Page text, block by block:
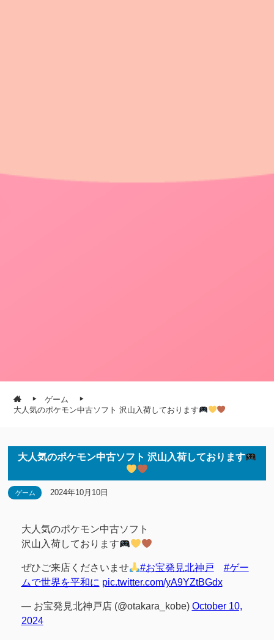
ゲーム
大人気のポケモン中古ソフト 沢山入荷しております
大人気のポケモン中古ソフト 沢山入荷しております
ゲーム 2024年10月10日
大人気のポケモン中古ソフト
沢山入荷しております
ぜひご来店くださいませ #お宝発見北神戸
#ゲー
ムで世界を平和に pic.twitter.com/yA9YZtBGdx
— お宝発見北神戸店 (@otakara_kobe) October 10,
2024